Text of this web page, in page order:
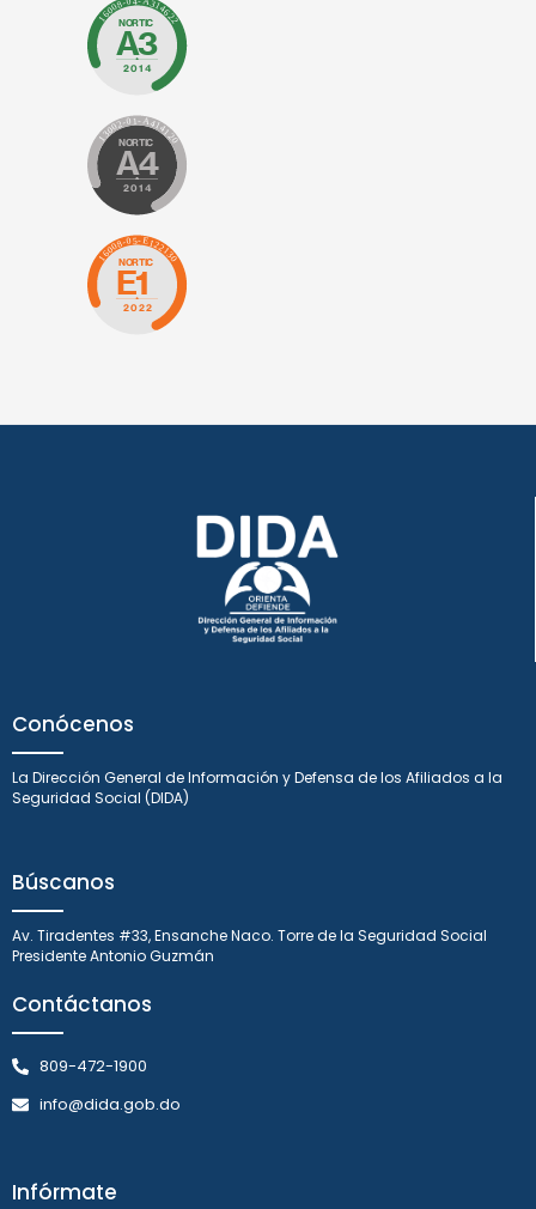
Conócenos
La Dirección General de Información y Defensa de los Afiliados a la
Seguridad Social (DIDA)
Búscanos
Av. Tiradentes #33, Ensanche Naco. Torre de la Seguridad Social
Presidente Antonio Guzmán
Contáctanos
809-472-1900
info@dida.gob.do
Infórmate